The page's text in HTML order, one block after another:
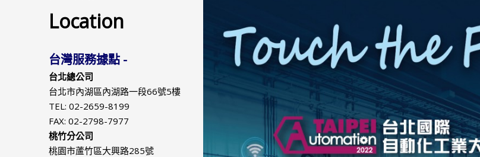
Location
台灣服務據點 -
台北總公司
台北市內湖區內湖路一段66號5樓
TEL: 02-2659-8199
FAX: 02-2798-7977
桃竹分公司
桃園市蘆竹區大興路285號